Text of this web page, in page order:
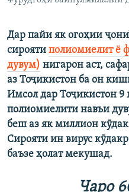
Дар пайи як огоҳии
сирояти полиомиелит ё
дувум) нигарон аст,
аз Тоҷикистон ба он
Имсол дар Тоҷикистон 9
полиомиелити навъи
беш аз як миллион
Сирояти ин вирус
баъзе ҳолат мекушад.
Чаро